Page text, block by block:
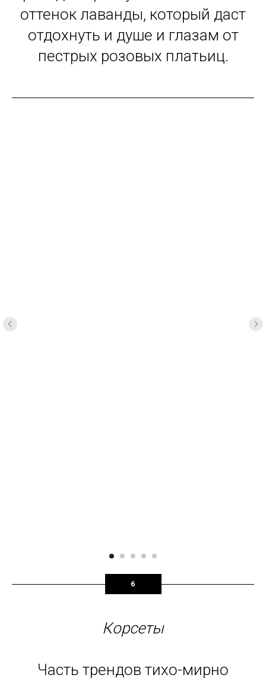
оттенок лаванды, который даст
отдохнуть и душе и глазам от
пестрых розовых платьиц.
6
Корсеты
Часть трендов тихо-мирно